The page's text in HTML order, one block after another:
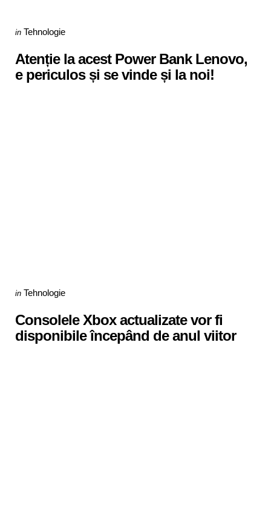
Categories
Posted
in Tehnologie
Atenție la acest Power Bank Lenovo,
e periculos și se vinde și la noi!
Categories
Posted
in Tehnologie
Consolele Xbox actualizate vor fi
disponibile începând de anul viitor